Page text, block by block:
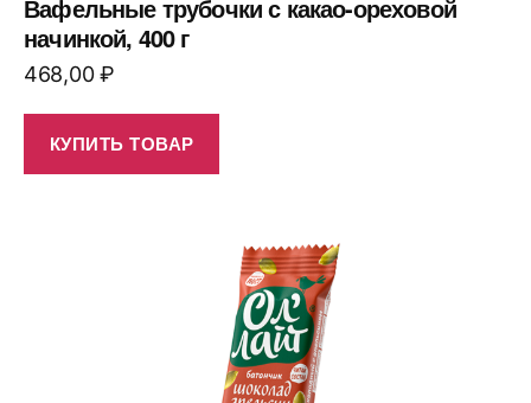
Вафельные трубочки с какао-ореховой
начинкой, 400 г
468,00₽
КУПИТЬ ТОВАР